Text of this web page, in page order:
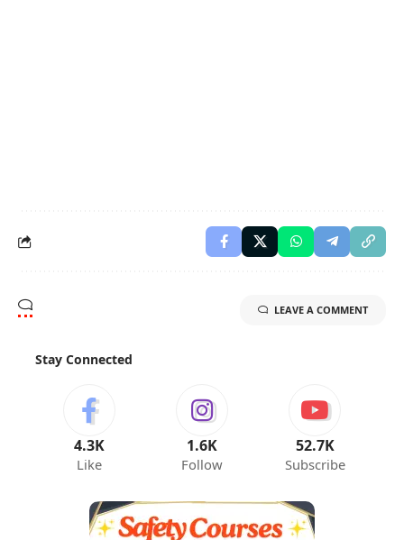
LEAVE A COMMENT
Stay Connected
4.3K
Like
1.6K
Follow
52.7K
Subscribe